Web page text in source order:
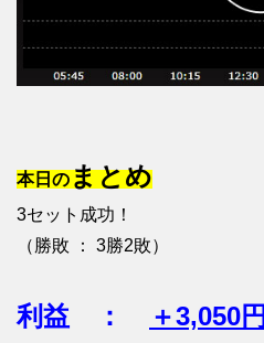
本日のまとめ
3セット成功！
（勝敗 ： 3勝2敗）
利益 ： ＋3,050円